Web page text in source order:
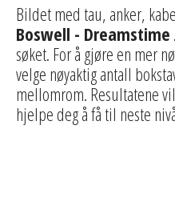
Bildet med tau, anker,
Boswell - Dreamstime
søket. For å gjøre en mer
velge nøyaktig antall
mellomrom. Resultatene
hjelpe deg å få til neste